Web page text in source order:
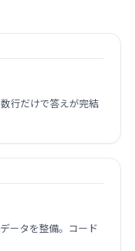
行だけで答えが完結
ータを整備。コード